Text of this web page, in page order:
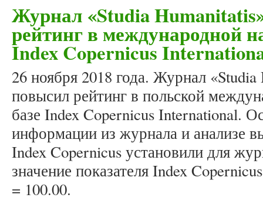
Журнал «Studia
рейтинг в международной
Index Copernicus
26 ноября 2018 года. Журнал
повысил рейтинг в польской
базе Index Copernicus International.
информации из журнала и анализе
Index Copernicus установили для
значение показателя Index
= 100.00.